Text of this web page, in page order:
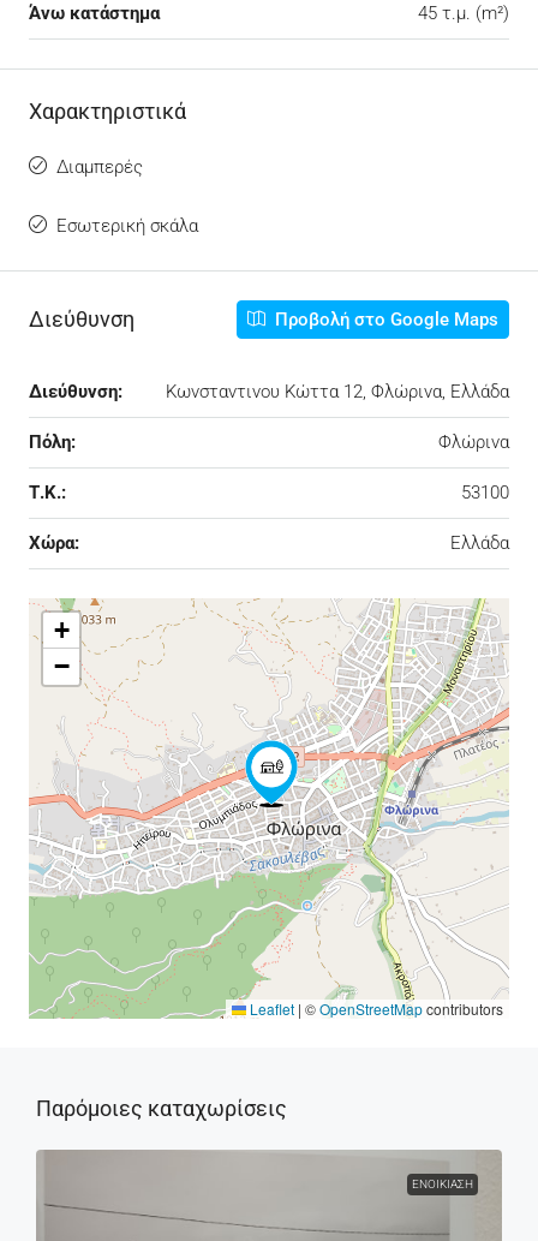
Άνω κατάστημα 45 τ.μ. (m²)
Χαρακτηριστικά
Διαμπερές
Εσωτερική σκάλα
Διεύθυνση Προβολή στο Google Maps
Διεύθυνση: Κωνσταντινου Κώττα 12, Φλώρινα, Ελλάδα
Πόλη: Φλώρινα
Τ.Κ.: 53100
Χώρα: Ελλάδα
+
−
Leaflet | ©OpenStreetMapcontributors
Παρόμοιες καταχωρίσεις
ΕΝΟΙΚΊΑΣΗ